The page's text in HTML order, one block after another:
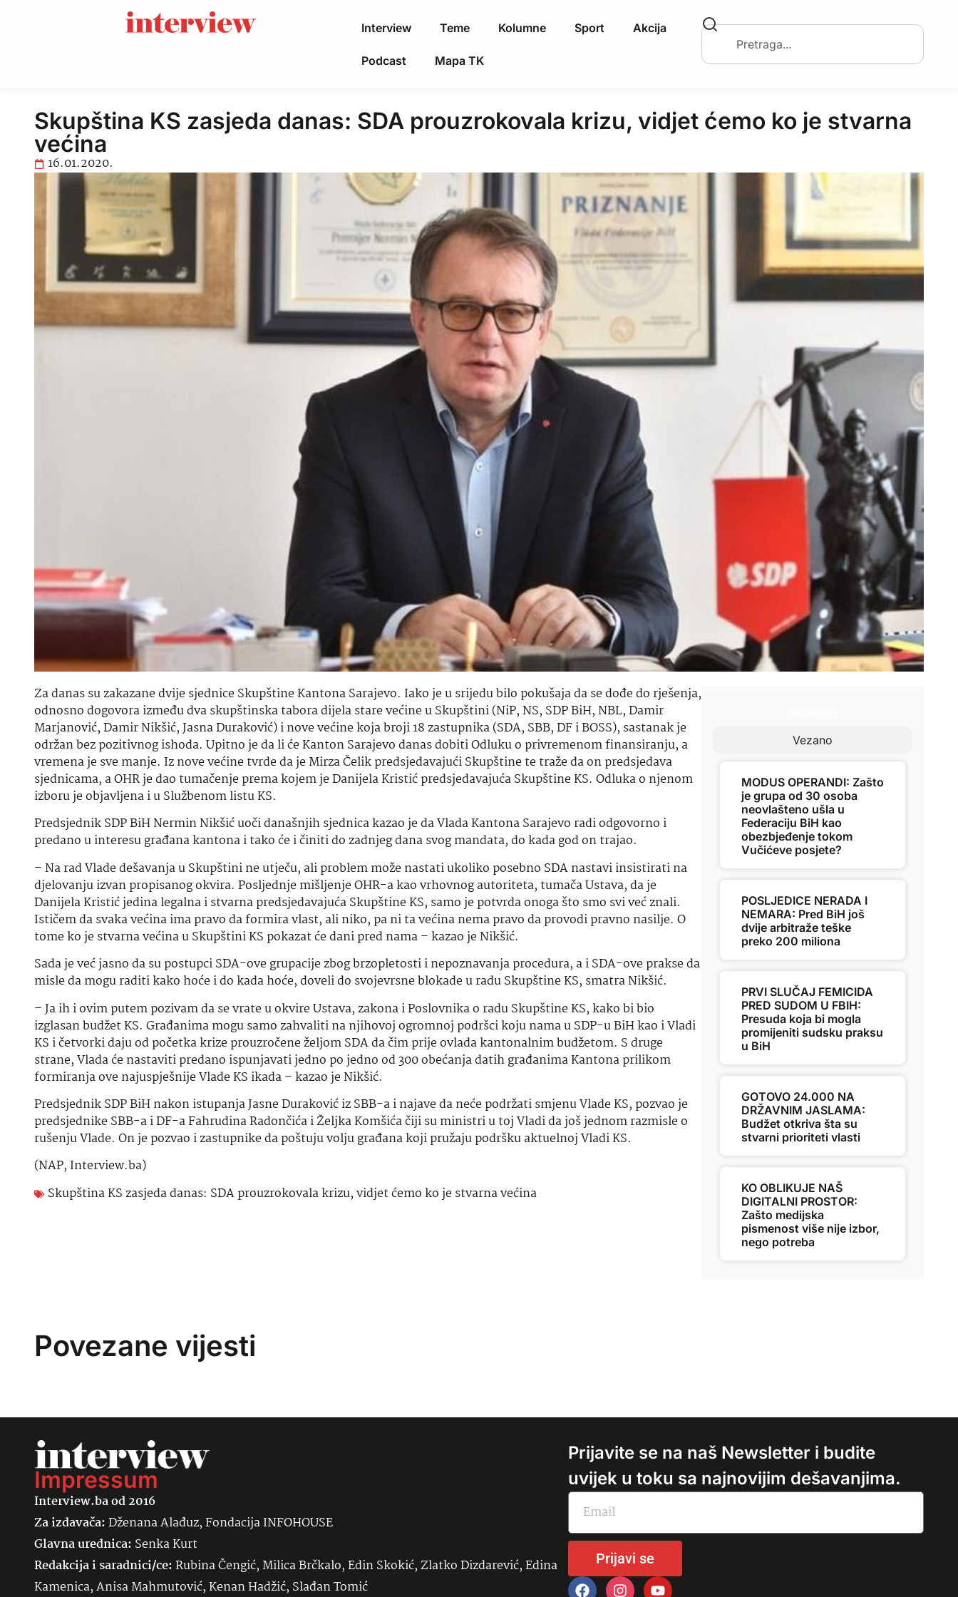
Interview Teme Kolumne Sport Akcija
Podcast Mapa TK
Skupština KS zasjeda danas: SDA prouzrokovala krizu, vidjet ćemo ko je stvarna
većina
16.01.2020.
Za danas su zakazane dvije sjednice Skupštine Kantona Sarajevo. Iako je u srijedu bilo pokušaja da se dođe do rješenja,
odnosno dogovora između dva skupštinska tabora dijela stare većine u Skupštini (NiP, NS, SDP BiH, NBL, Damir
Marjanović, Damir Nikšić, Jasna Duraković) i nove većine koja broji 18 zastupnika (SDA, SBB, DF i BOSS), sastanak je
održan bez pozitivnog ishoda. Upitno je da li će Kanton Sarajevo danas dobiti Odluku o privremenom finansiranju, a
vremena je sve manje. Iz nove većine tvrde da je Mirza Čelik predsjedavajući Skupštine te traže da on predsjedava
sjednicama, a OHR je dao tumačenje prema kojem je Danijela Kristić predsjedavajuća Skupštine KS. Odluka o njenom
izboru je objavljena i u Službenom listu KS.
Predsjednik SDP BiH Nermin Nikšić uoči današnjih sjednica kazao je da Vlada Kantona Sarajevo radi odgovorno i
predano u interesu građana kantona i tako će i činiti do zadnjeg dana svog mandata, do kada god on trajao.
– Na rad Vlade dešavanja u Skupštini ne utječu, ali problem može nastati ukoliko posebno SDA nastavi insistirati na
djelovanju izvan propisanog okvira. Posljednje mišljenje OHR-a kao vrhovnog autoriteta, tumača Ustava, da je
Danijela Kristić jedina legalna i stvarna predsjedavajuća Skupštine KS, samo je potvrda onoga što smo svi već znali.
Ističem da svaka većina ima pravo da formira vlast, ali niko, pa ni ta većina nema pravo da provodi pravno nasilje. O
tome ko je stvarna većina u Skupštini KS pokazat će dani pred nama – kazao je Nikšić.
Sada je već jasno da su postupci SDA-ove grupacije zbog brzopletosti i nepoznavanja procedura, a i SDA-ove prakse da
misle da mogu raditi kako hoće i do kada hoće, doveli do svojevrsne blokade u radu Skupštine KS, smatra Nikšić.
– Ja ih i ovim putem pozivam da se vrate u okvire Ustava, zakona i Poslovnika o radu Skupštine KS, kako bi bio
izglasan budžet KS. Građanima mogu samo zahvaliti na njihovoj ogromnoj podršci koju nama u SDP-u BiH kao i Vladi
KS i četvorki daju od početka krize prouzročene željom SDA da čim prije ovlada kantonalnim budžetom. S druge
strane, Vlada će nastaviti predano ispunjavati jedno po jedno od 300 obećanja datih građanima Kantona prilikom
formiranja ove najuspješnije Vlade KS ikada – kazao je Nikšić.
Predsjednik SDP BiH nakon istupanja Jasne Duraković iz SBB-a i najave da neće podržati smjenu Vlade KS, pozvao je
predsjednike SBB-a i DF-a Fahrudina Radončića i Željka Komšića čiji su ministri u toj Vladi da još jednom razmisle o
rušenju Vlade. On je pozvao i zastupnike da poštuju volju građana koji pružaju podršku aktuelnoj Vladi KS.
(NAP, Interview.ba)
Skupština KS zasjeda danas: SDA prouzrokovala krizu,vidjet ćemo ko je stvarna većina
Vezano
MODUS OPERANDI: Zašto
je grupa od 30 osoba
neovlašteno ušla u
Federaciju BiH kao
obezbjeđenje tokom
Vučićeve posjete?
POSLJEDICE NERADA I
NEMARA: Pred BiH još
dvije arbitraže teške
preko 200 miliona
PRVI SLUČAJ FEMICIDA
PRED SUDOM U FBIH:
Presuda koja bi mogla
promijeniti sudsku praksu
u BiH
GOTOVO 24.000 NA
DRŽAVNIM JASLAMA:
Budžet otkriva šta su
stvarni prioriteti vlasti
KO OBLIKUJE NAŠ
DIGITALNI PROSTOR:
Zašto medijska
pismenost više nije izbor,
nego potreba
Povezane vijesti
Impressum
Interview.ba od 2016
Za izdavača:Dženana Alađuz, Fondacija INFOHOUSE
Glavna urednica: SenkaKurt
Redakcija i saradnici/ce:Rubina Čengić, Milica Brčkalo, Edin Skokić, Zlatko Dizdarević, Edina
Kamenica, Anisa Mahmutović, Kenan Hadžić, Slađan Tomić
Prijavite se na naš Newsletter i budite
uvijek u toku sa najnovijim dešavanjima.
Prijavi se